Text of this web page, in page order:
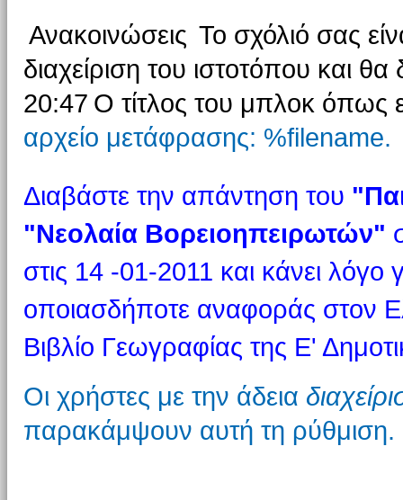
Ανακοινώσεις Το σχόλιό σας
διαχείριση του ιστοτόπου και
20:47 Ο τίτλος του μπλοκ όπως
αρχείο μετάφρασης: %filename.
Διαβάστε την απάντηση του
"Νεολαία Βορειοηπειρωτών"
στις 14 -01-2011 και κάνει λόγο
οποιασδήποτε αναφοράς στον
Βιβλίο Γεωγραφίας της Ε'
Οι χρήστες με την άδεια
παρακάμψουν αυτή τη ρύθμιση.